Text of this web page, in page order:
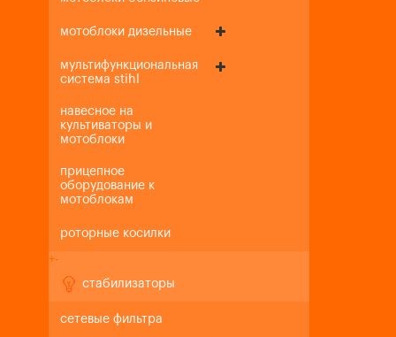
мотоблоки дизельные
мультифункциональная
система stihl
навесное на
культиваторы и
мотоблоки
прицепное
оборудование к
мотоблокам
роторные косилки
+-
стабилизаторы
сетевые фильтра